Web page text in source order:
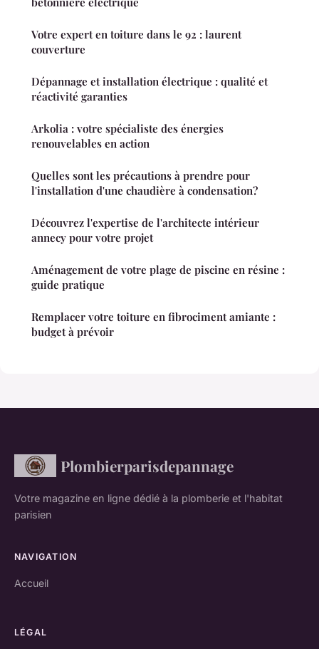
Votre expert en toiture dans le 92 : laurent
couverture
Dépannage et installation électrique : qualité et
réactivité garanties
Arkolia : votre spécialiste des énergies
renouvelables en action
Quelles sont les précautions à prendre pour
l'installation d'une chaudière à condensation?
Découvrez l'expertise de l'architecte intérieur
annecy pour votre projet
Aménagement de votre plage de piscine en résine :
guide pratique
Remplacer votre toiture en fibrociment amiante :
budget à prévoir
Plombierparisdepannage
Votre magazine en ligne dédié à la plomberie et l'habitat
parisien
NAVIGATION
Accueil
LÉGAL